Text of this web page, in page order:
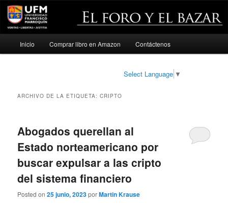
Ir
Ir
Inicio Comprar libro en Amazon Contáctenos
Select Language ▼
ARCHIVO DE LA ETIQUETA:CRIPTO
Abogados querellan al
Estado norteamericano por
buscar expulsar a las cripto
del sistema financiero
Posted on25 junio, 2023porMartin Krause